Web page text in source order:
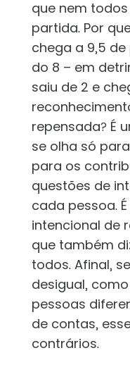
que nem
partida. Por
chega a 9,5
do 8 – em
saiu de 2 e
repensada? É
se olha só
para os
questões de
cada pessoa.
intencional de
que também
todos. Afinal,
desigual,
pessoas
de contas,
contrários.